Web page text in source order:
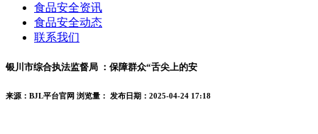
食品安全资讯
食品安全动态
联系我们
银川市综合执法监督局 ：保障群众“舌尖上的安
来源：BJL平台官网 浏览量： 发布日期：2025-04-24 17:18